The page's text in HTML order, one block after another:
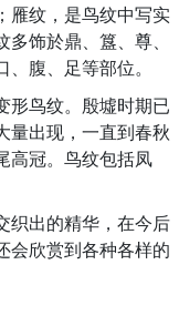
雁纹，是鸟纹中写实
饰於鼎、簋、尊、
腹、足等部位。
鸟纹。殷墟时期已
量出现，一直到春秋
高冠。鸟纹包括凤
出的精华，在今后
会欣赏到各种各样的